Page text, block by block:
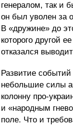
генералом, так и
он был уволен за
В «дружине» до
которого другой
отказался
Развитие
небольшие силы
колонну про-
и «народным
поле. Что и